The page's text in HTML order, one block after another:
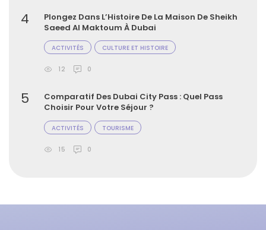
4
Plongez Dans L’Histoire De La Maison De Sheikh
Saeed Al Maktoum À Dubai
ACTIVITÉS CULTURE ET HISTOIRE
12 0
5
Comparatif Des Dubai City Pass : Quel Pass
Choisir Pour Votre Séjour ?
ACTIVITÉS TOURISME
15 0